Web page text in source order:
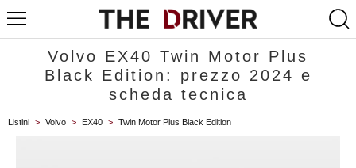
Volvo EX40 Twin Motor Plus
Black Edition: prezzo 2024 e
scheda tecnica
Listini > Volvo > EX40 > Twin Motor Plus Black Edition